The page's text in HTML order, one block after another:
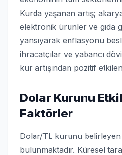
Kurda yaşanan artış;
elektronik ürünler ve gıda
yansıyarak enflasyonu
ihracatçılar ve yabancı
kur artışından pozitif
Dolar Kurunu
Faktörler
Dolar/TL kurunu
bulunmaktadır. Küresel